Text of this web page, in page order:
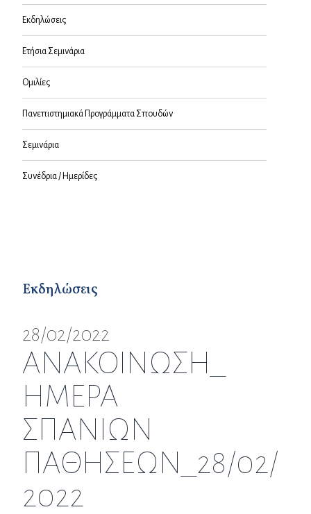
Εκδηλώσεις
Ετήσια Σεμινάρια
Ομιλίες
Πανεπιστημιακά Προγράμματα Σπουδών
Σεμινάρια
Συνέδρια / Ημερίδες
Εκδηλώσεις
28/02/2022
ΑΝΑΚΟΙΝΩΣΗ_
ΗΜΕΡΑ
ΣΠΑΝΙΩΝ
ΠΑΘΗΣΕΩΝ_28/02/
2022